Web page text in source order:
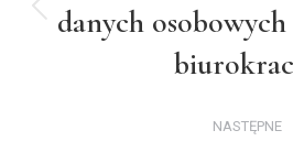
wpis:
danych
NASTĘPNE